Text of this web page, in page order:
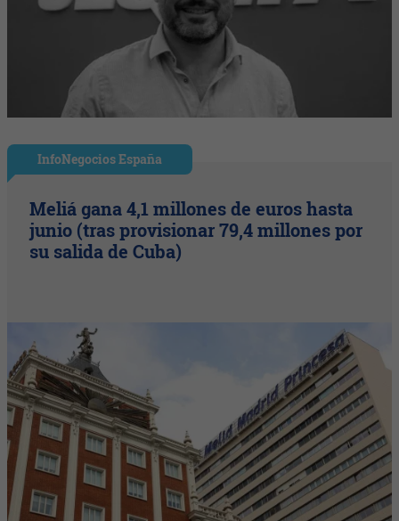
InfoNegocios España
Meliá gana 4,1 millones de euros hasta
junio (tras provisionar 79,4 millones por
su salida de Cuba)